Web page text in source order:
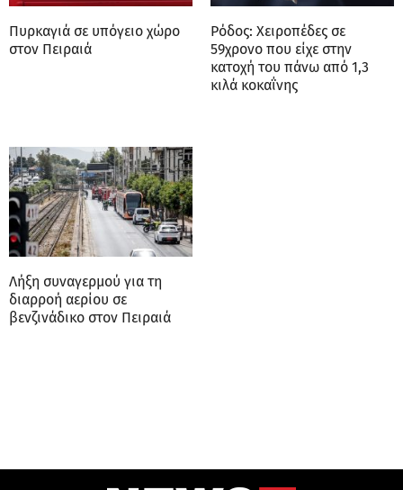
Πυρκαγιά σε υπόγειο χώρο
στον Πειραιά
Ρόδος: Χειροπέδες σε
59χρονο που είχε στην
κατοχή του πάνω από 1,3
κιλά κοκαΐνης
Λήξη συναγερμού για τη
διαρροή αερίου σε
βενζινάδικο στον Πειραιά